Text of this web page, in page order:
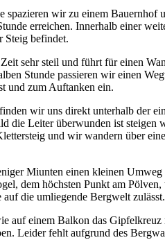
wir zu einem Bauernhof
erreichen. Innerhalb einer
Steig befindet.
sehr steil und führt für einen
Stunde passieren wir einen
und zum Auftanken ein.
wir uns direkt unterhalb der
die Leiter überwunden ist steigen
und wir wandern über
Miunten einen kleinen
dem höchsten Punkt am
die umliegende Bergwelt zulässt.
auf einem Balkon das
Leider fehlt aufgrund des